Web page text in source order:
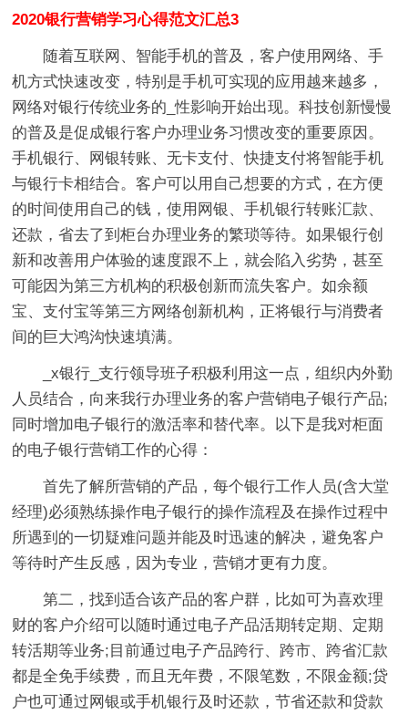
2020银行营销学习心得范文汇总3
随着互联网、智能手机的普及，客户使用网络、手
机方式快速改变，特别是手机可实现的应用越来越多，
网络对银行传统业务的_性影响开始出现。科技创新慢慢
的普及是促成银行客户办理业务习惯改变的重要原因。
手机银行、网银转账、无卡支付、快捷支付将智能手机
与银行卡相结合。客户可以用自己想要的方式，在方便
的时间使用自己的钱，使用网银、手机银行转账汇款、
还款，省去了到柜台办理业务的繁琐等待。如果银行创
新和改善用户体验的速度跟不上，就会陷入劣势，甚至
可能因为第三方机构的积极创新而流失客户。如余额
宝、支付宝等第三方网络创新机构，正将银行与消费者
间的巨大鸿沟快速填满。
_x银行_支行领导班子积极利用这一点，组织内外勤
人员结合，向来我行办理业务的客户营销电子银行产品;
同时增加电子银行的激活率和替代率。以下是我对柜面
的电子银行营销工作的心得：
首先了解所营销的产品，每个银行工作人员(含大堂
经理)必须熟练操作电子银行的操作流程及在操作过程中
所遇到的一切疑难问题并能及时迅速的解决，避免客户
等待时产生反感，因为专业，营销才更有力度。
第二，找到适合该产品的客户群，比如可为喜欢理
财的客户介绍可以随时通过电子产品活期转定期、定期
转活期等业务;目前通过电子产品跨行、跨市、跨省汇款
都是全免手续费，而且无年费，不限笔数，不限金额;贷
户也可通过网银或手机银行及时还款，节省还款和贷款